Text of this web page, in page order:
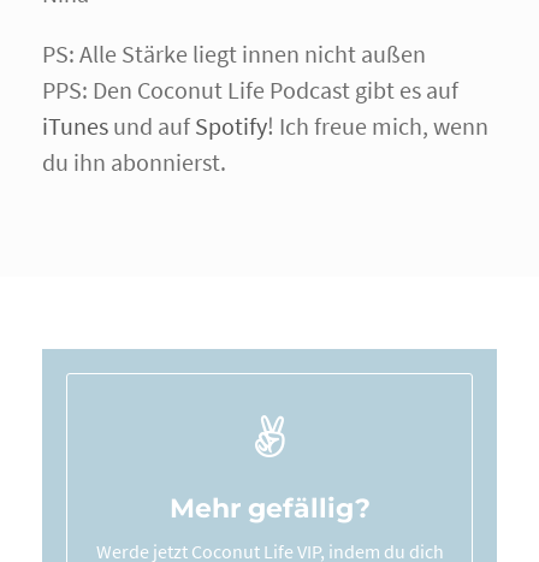
PS: Alle Stärke liegt innen nicht außen
PPS: Den Coconut Life Podcast gibt es auf
iTunes und aufSpotify! Ich freue mich, wenn
du ihn abonnierst.
Mehr gefällig?
Werde jetzt Coconut Life VIP, indem du dich